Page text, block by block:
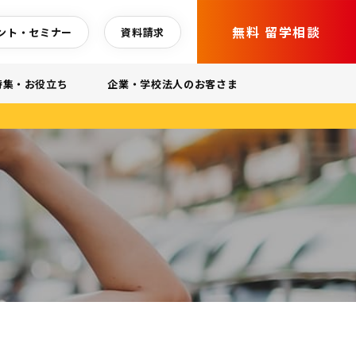
ト・セミナー 資料請求 無料 留学相談
集・お役立ち 企業・学校法人のお客さま